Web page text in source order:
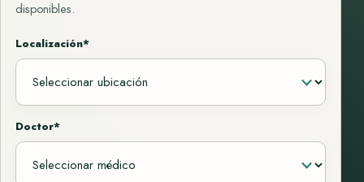
disponibles.
Localización*
Doctor*